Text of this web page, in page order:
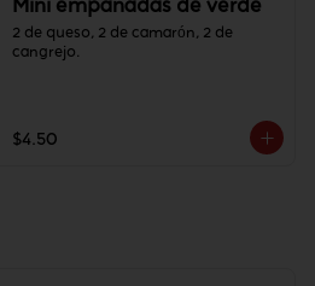
Mini empanadas de verde
2 de queso, 2 de camarón, 2 de
cangrejo.
$4.50